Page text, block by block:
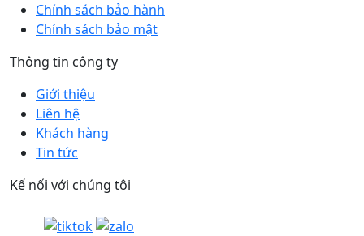
Chính sách bảo hành
Chính sách bảo mật
Thông tin công ty
Giới thiệu
Liên hệ
Khách hàng
Tin tức
Kế nối với chúng tôi